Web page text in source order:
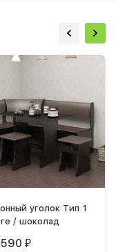
уголок Тип 1
/ шоколад
₽